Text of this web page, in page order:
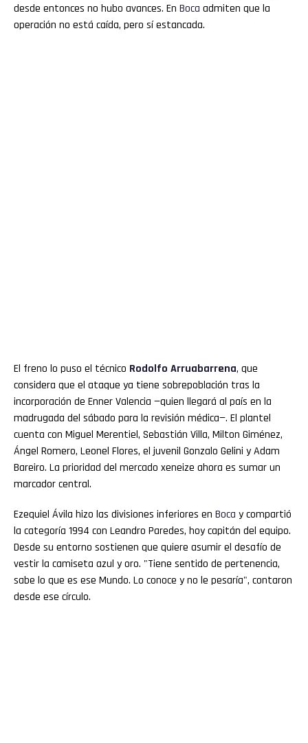
desde entonces no hubo avances. En Boca admiten que la
operación no está caída, pero sí estancada.
El freno lo puso el técnico Rodolfo Arruabarrena, que
considera que el ataque ya tiene sobrepoblación tras la
incorporación de Enner Valencia —quien llegará al país en la
madrugada del sábado para la revisión médica—. El plantel
cuenta con Miguel Merentiel, Sebastián Villa, Milton Giménez,
Ángel Romero, Leonel Flores, el juvenil Gonzalo Gelini y Adam
Bareiro. La prioridad del mercado xeneize ahora es sumar un
marcador central.
Ezequiel Ávila hizo las divisiones inferiores en Boca y compartió
la categoría 1994 con Leandro Paredes, hoy capitán del equipo.
Desde su entorno sostienen que quiere asumir el desafío de
vestir la camiseta azul y oro. "Tiene sentido de pertenencia,
sabe lo que es ese Mundo. Lo conoce y no le pesaría", contaron
desde ese círculo.